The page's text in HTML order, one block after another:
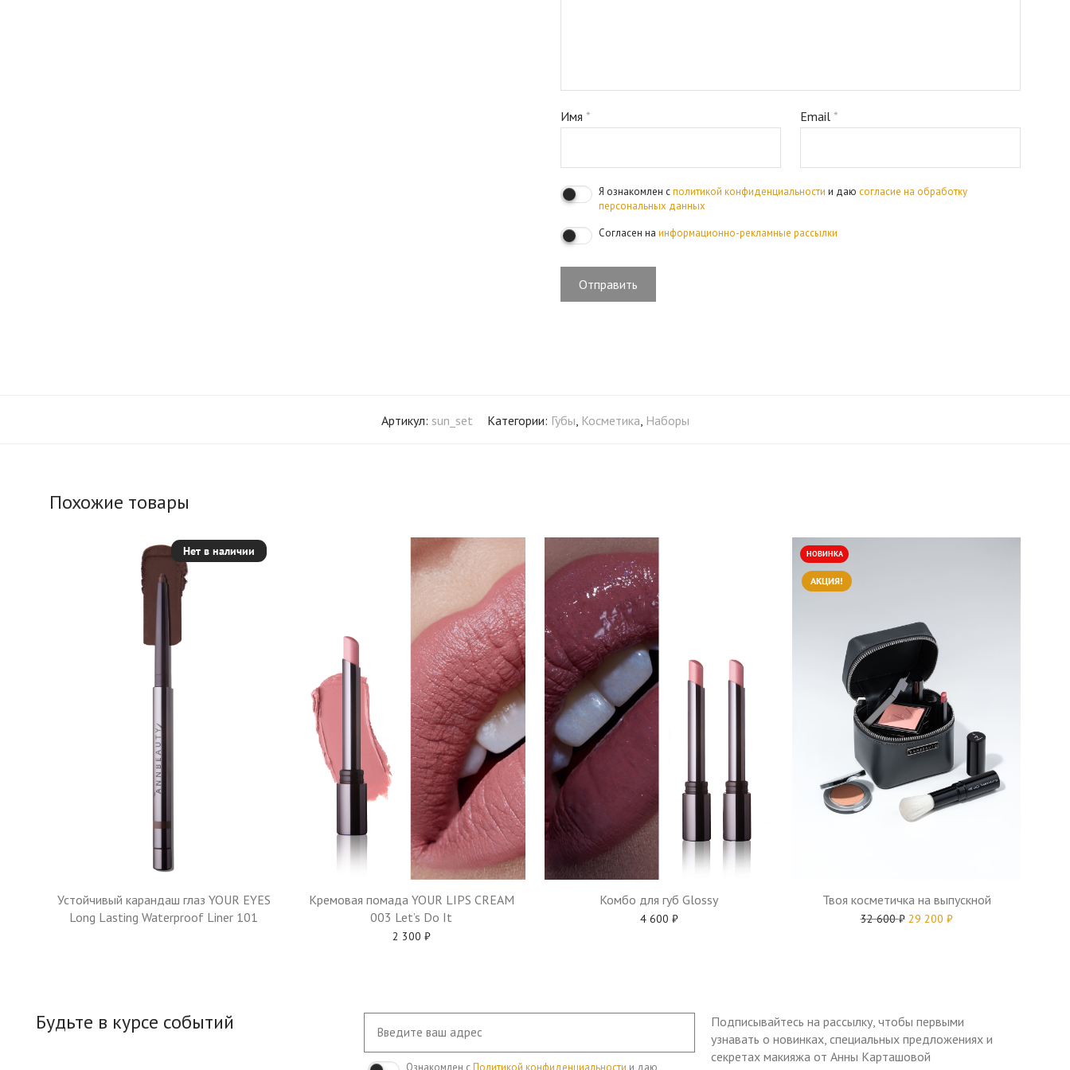
Имя * Email *
Я ознакомлен сполитикой конфиденциальности и даю согласие на обработку
персональных данных
Согласен на информационно-рекламные рассылки
Артикул: sun_set Категории: Губы Косметика Наборы
Похожие товары
Нет в наличии
Устойчивый карандаш глаз YOUR EYES
Long Lasting Waterproof Liner 101
Кремовая помада YOUR LIPS CREAM
003 Let’s Do It
2 300 ₽
Комбо для губ Glossy
4 600 ₽
АКЦИЯ!
НОВИНКА
Твоя косметичка на выпускной
32 600₽ 29 200 ₽
Будьте в курсе событий
Ознакомлен сПолитикой конфиденциальности и даю
Подписывайтесь на рассылку, чтобы первыми
узнавать о новинках, специальных предложениях и
секретах макияжа от Анны Карташовой